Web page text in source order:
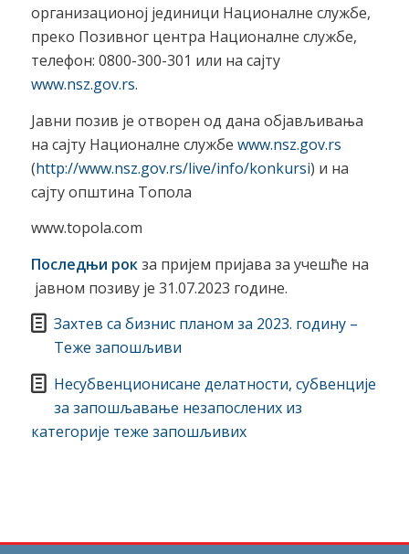
организационој јединици Националне службе,
преко Позивног центра Националне службе,
телефон: 0800-300-301 или на сајту
www.nsz.gov.rs.
Јавни позив је отворен од дана објављивања
на сајту Националне службе www.nsz.gov.rs
(http://www.nsz.gov.rs/live/info/konkursi) и на
сајту општина Топола
www.topola.com
Последњи рокза пријем пријава за учешће на
јавном позиву је 31.07.2023 године.
Захтев са бизнис планом за 2023. годину –
Теже запошљиви
Несубвенционисане делатности, субвенције
за запошљавање незапослених из
категорије теже запошљивих